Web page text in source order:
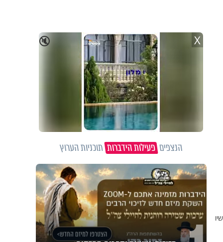
🔇 X
הנצפיםפעילות הידברותתוכניות הערוץ